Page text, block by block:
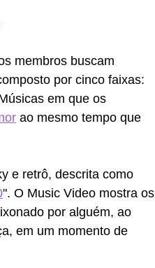
membros buscam
por cinco faixas:
em que os
ao mesmo tempo que
e retrô, descrita como
". O Music Video mostra os
por alguém, ao
em um momento de